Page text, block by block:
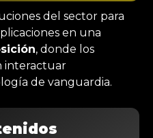
del sector para
en una
, donde los
interactuar
de vanguardia.